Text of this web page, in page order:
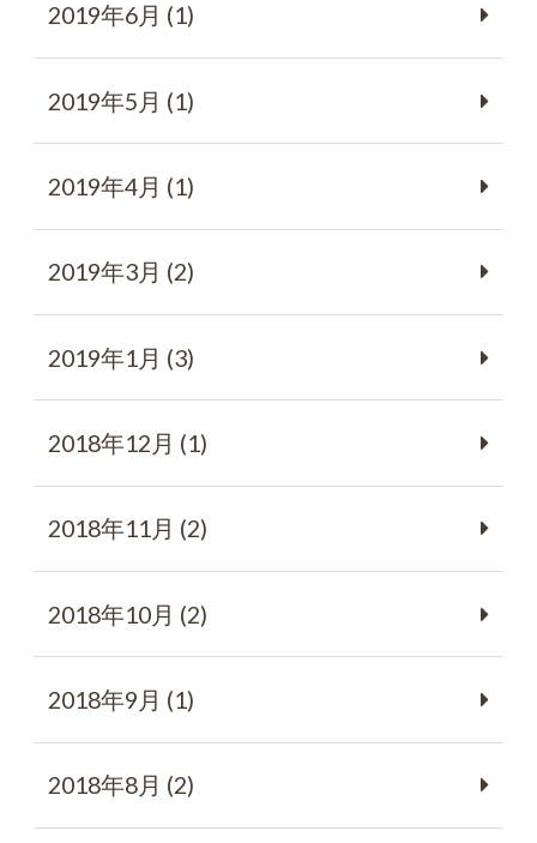
2019年6月 (1)
2019年5月 (1)
2019年4月 (1)
2019年3月 (2)
2019年1月 (3)
2018年12月 (1)
2018年11月 (2)
2018年10月 (2)
2018年9月 (1)
2018年8月 (2)